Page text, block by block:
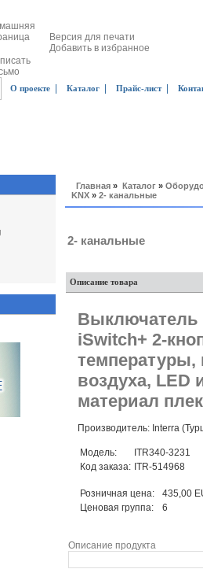
Версия для печати
Добавить в избранное
О проекте Каталог Прайс-лист|
Главная » Каталог »
KNX » 2- канальные
2- канальные
Описание товара
Выключатель
iSwitch+ 2-
температуры,
воздуха, LED
материал
Производитель: Interra
Модель:
ITR340-3231
Код заказа: ITR-514968
Розничная цена:
435,00
Ценовая группа:
6
Описание продукта